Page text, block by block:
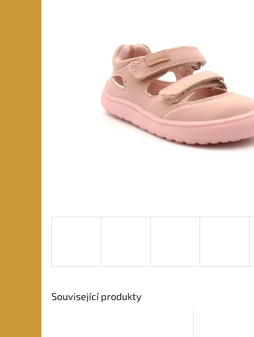
Související produkty